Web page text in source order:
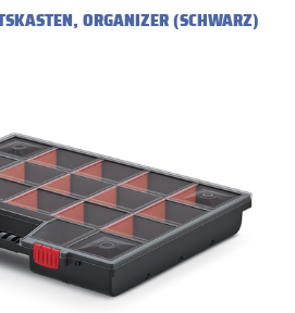
ORGANIZER (SCHWARZ)